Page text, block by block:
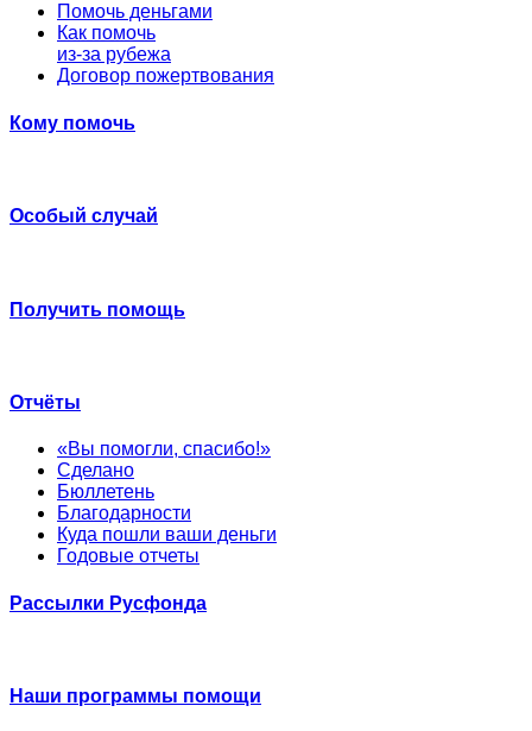
Помочь деньгами
Как помочь
из-за рубежа
Договор пожертвования
Кому помочь
Особый случай
Получить помощь
Отчёты
«Вы помогли, спасибо!»
Сделано
Бюллетень
Благодарности
Куда пошли ваши деньги
Годовые отчеты
Рассылки Русфонда
Наши программы помощи